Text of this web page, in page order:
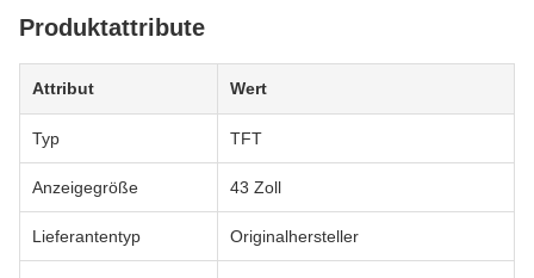
Produktattribute
Attribut Wert
Typ TFT
Anzeigegröße 43 Zoll
Lieferantentyp Originalhersteller